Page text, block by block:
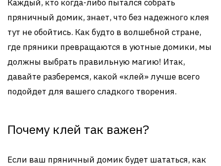
Каждый, кто когда-либо пытался собрать
пряничный домик, знает, что без надежного клея
тут не обойтись. Как будто в волшебной стране,
где пряники превращаются в уютные домики, мы
должны выбрать правильную магию! Итак,
давайте разберемся, какой «клей» лучше всего
подойдет для вашего сладкого творения.
Почему клей так важен?
Если ваш пряничный домик будет шататься, как